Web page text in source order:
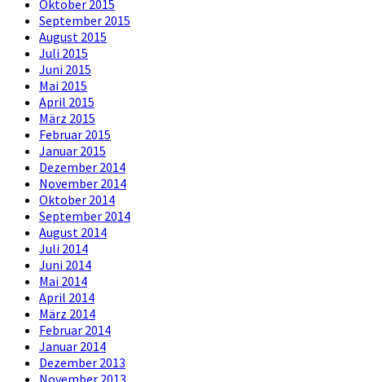
Oktober 2015
September 2015
August 2015
Juli 2015
Juni 2015
Mai 2015
April 2015
März 2015
Februar 2015
Januar 2015
Dezember 2014
November 2014
Oktober 2014
September 2014
August 2014
Juli 2014
Juni 2014
Mai 2014
April 2014
März 2014
Februar 2014
Januar 2014
Dezember 2013
November 2013